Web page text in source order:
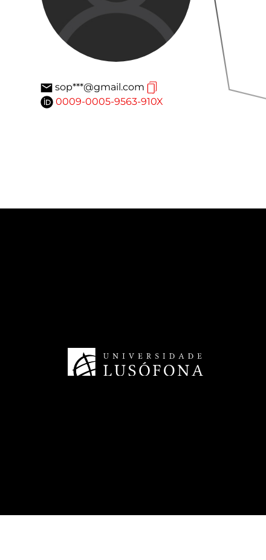
sop***@gmail.com
0009-0005-9563-910X